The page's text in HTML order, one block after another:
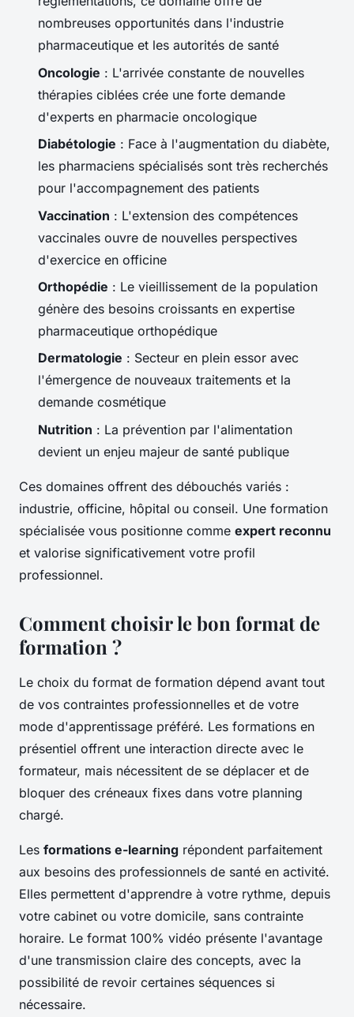
nombreuses opportunités dans l'industrie
pharmaceutique et les autorités de santé
Oncologie : L'arrivée constante de nouvelles
thérapies ciblées crée une forte demande
d'experts en pharmacie oncologique
Diabétologie : Face à l'augmentation du diabète,
les pharmaciens spécialisés sont très recherchés
pour l'accompagnement des patients
Vaccination : L'extension des compétences
vaccinales ouvre de nouvelles perspectives
d'exercice en officine
Orthopédie : Le vieillissement de la population
génère des besoins croissants en expertise
pharmaceutique orthopédique
Dermatologie : Secteur en plein essor avec
l'émergence de nouveaux traitements et la
demande cosmétique
Nutrition : La prévention par l'alimentation
devient un enjeu majeur de santé publique
Ces domaines offrent des débouchés variés :
industrie, officine, hôpital ou conseil. Une formation
spécialisée vous positionne comme expert reconnu
et valorise significativement votre profil
professionnel.
Comment choisir le bon format de
formation ?
Le choix du format de formation dépend avant tout
de vos contraintes professionnelles et de votre
mode d'apprentissage préféré. Les formations en
présentiel offrent une interaction directe avec le
formateur, mais nécessitent de se déplacer et de
bloquer des créneaux fixes dans votre planning
chargé.
Les formations e-learning répondent parfaitement
aux besoins des professionnels de santé en activité.
Elles permettent d'apprendre à votre rythme, depuis
votre cabinet ou votre domicile, sans contrainte
horaire. Le format 100% vidéo présente l'avantage
d'une transmission claire des concepts, avec la
possibilité de revoir certaines séquences si
nécessaire.